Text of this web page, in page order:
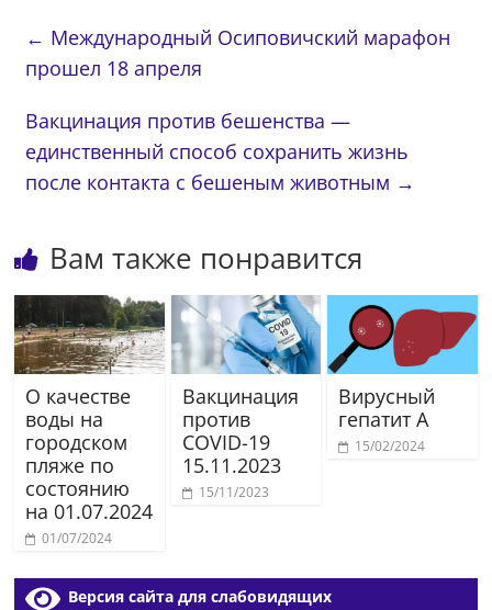
← Международный Осиповичский марафон
прошел 18 апреля
Вакцинация против бешенства —
единственный способ сохранить жизнь
после контакта с бешеным животным →
Вам также понравится
О качестве
воды на
городском
пляже по
состоянию
на 01.07.2024
01/07/2024
Вакцинация
против
COVID-19
15.11.2023
15/11/2023
Вирусный
гепатит А
15/02/2024
Версия сайта для слабовидящих